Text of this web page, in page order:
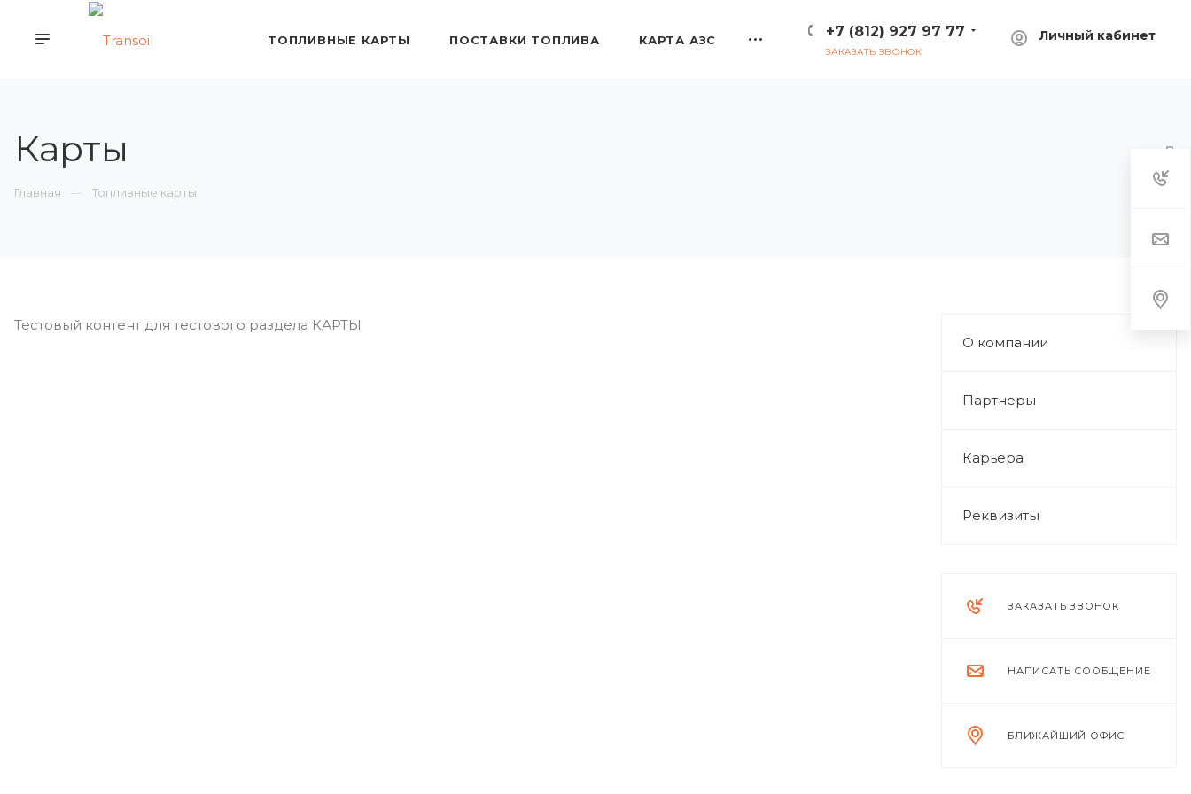
Личный кабинет
+7 (812) 927 97 77
ЗАКАЗАТЬ ЗВОНОК
ТОПЛИВНЫЕ КАРТЫ ПОСТАВКИ ТОПЛИВА КАРТА АЗС
Карты
Главная Топливные карты
Тестовый контент для тестового раздела КАРТЫ
О компании
Партнеры
Карьера
Реквизиты
ЗАКАЗАТЬ ЗВОНОК
НАПИСАТЬ СООБЩЕНИЕ
БЛИЖАЙШИЙ ОФИС